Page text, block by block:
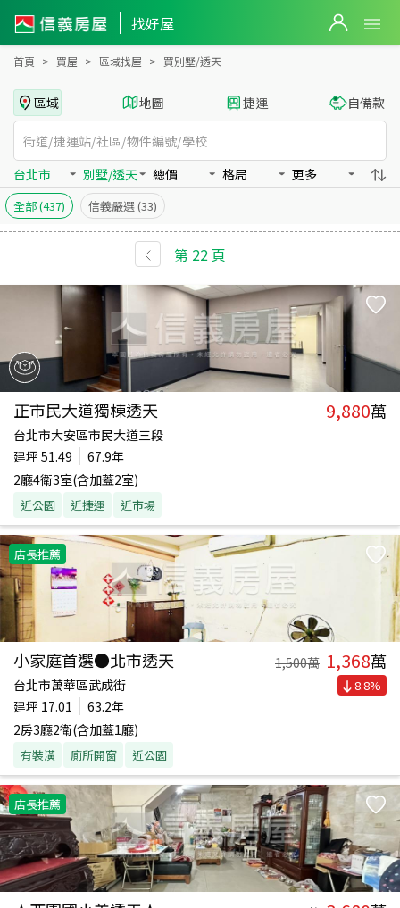
找好屋
全台買房：別墅/透天房屋物件出售、房價分析
首頁 買屋 區域找屋 買別墅/透天
區域 地圖 捷運 自備款
台北市 別墅/透天 總價 格局 更多
全部(437) 信義嚴選 (33)
第 22 頁
正市民大道獨棟透天 9,880萬
台北市大安區市民大道三段
建坪 51.49
67.9年
2廳4衛3室(含加蓋2室)
近公園 近捷運 近市場
店長推薦
小家庭首選●北市透天 1,500萬 1,368萬
台北市萬華區武成街
建坪 17.01
63.2年
2房3廳2衛(含加蓋1廳)
有裝潢 廁所開窗 近公園
8.8%
店長推薦